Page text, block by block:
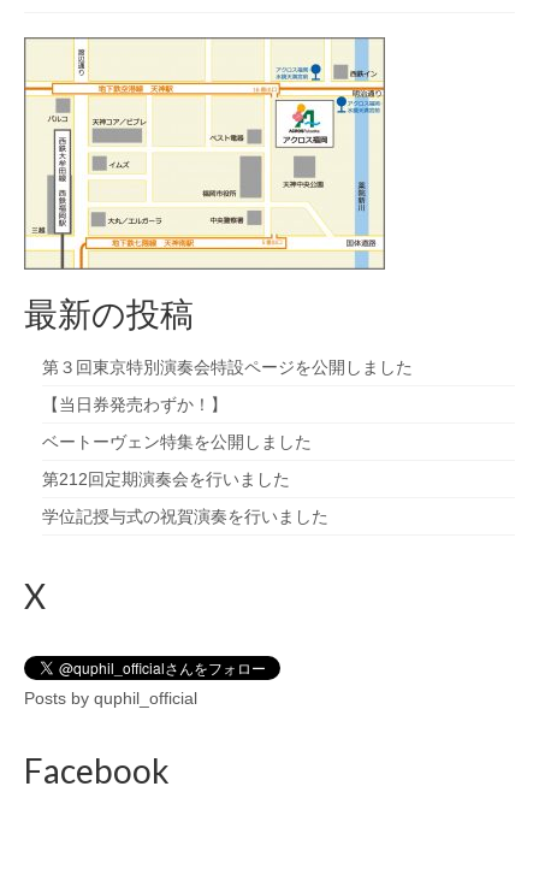
卒業記念演奏会2027
九大フィルとは
九大フィルの歴史
ご寄付のお願い
演奏会の歴史
九大フィル特集ページ
団員専用ページ
最新の投稿
第３回東京特別演奏会特設ページを公開しました
【当日券発売わずか！】
ベートーヴェン特集を公開しました
第212回定期演奏会を行いました
学位記授与式の祝賀演奏を行いました
X
Posts by quphil_official
Facebook